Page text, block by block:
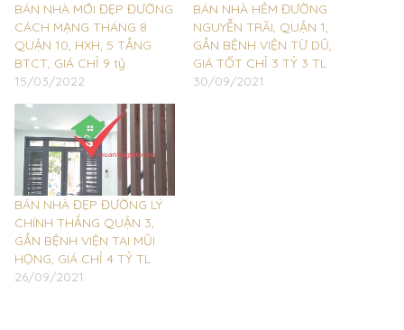
BÁN NHÀ MỚI ĐẸP ĐƯỜNG
CÁCH MẠNG THÁNG 8
QUẬN 10, HXH, 5 TẦNG
BTCT, GIÁ CHỈ 9 tỷ
15/03/2022
BÁN NHÀ HẺM ĐƯỜNG
NGUYỄN TRÃI, QUẬN 1,
GẦN BỆNH VIỆN TỪ DŨ,
GIÁ TỐT CHỈ 3 TỶ 3 TL
30/09/2021
BÁN NHÀ ĐẸP ĐƯỜNG LÝ
CHÍNH THẮNG QUẬN 3,
GẦN BỆNH VIỆN TAI MŨI
HỌNG, GIÁ CHỈ 4 TỶ TL
26/09/2021